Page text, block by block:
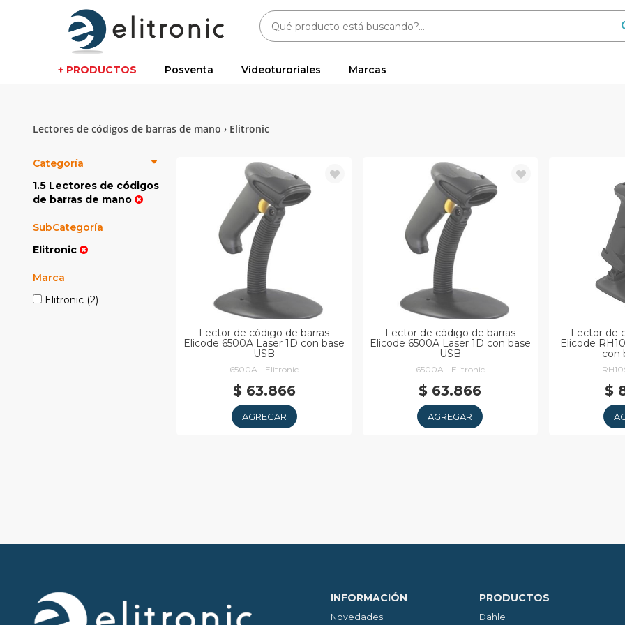
+ PRODUCTOS Posventa Videoturoriales Marcas
Lectores de códigos de barras de mano › Elitronic
Categoría
1.5 Lectores de códigos
de barras de mano
SubCategoría
Elitronic
Marca
Elitronic (2)
Lector de código de barras
Elicode 6500A Laser 1D con base
USB
6500A - Elitronic
$ 63.866
AGREGAR
Lector de código de barras
Elicode 6500A Laser 1D con base
USB
6500A - Elitronic
$ 63.866
AGREGAR
Lector de
Elicode
con
$
INFORMACIÓN
Novedades
PRODUCTOS
Dahle